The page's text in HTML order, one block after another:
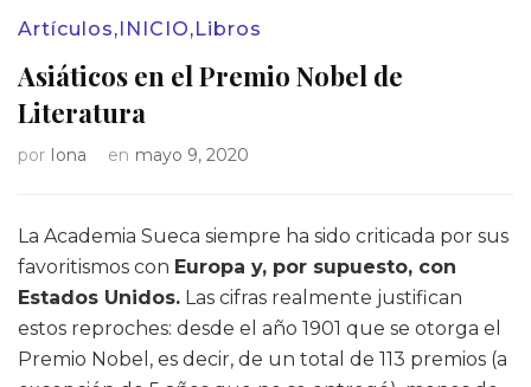
Artículos,INICIO,Libros
Asiáticos en el Premio Nobel de
Literatura
por Iona en mayo 9, 2020
La Academia Sueca siempre ha sido criticada por sus
favoritismos con Europa y, por supuesto, con
Estados Unidos. Las cifras realmente justifican
estos reproches: desde el año 1901 que se otorga el
Premio Nobel, es decir, de un total de 113 premios (a